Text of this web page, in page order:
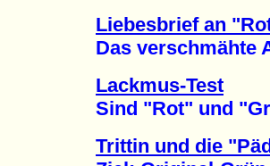
Liebesbrief an
Das verschmähte
Lackmus-Test
Sind "Rot" und
Trittin und die